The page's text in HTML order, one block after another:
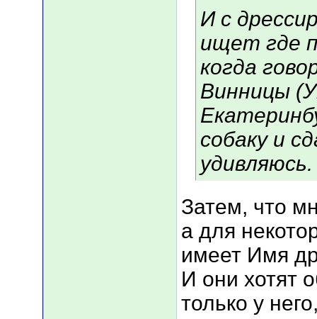
И с
ищет где
когда
Винницы
собаку и
Затем, что
а для
имеет Имя
И они хотят
только у